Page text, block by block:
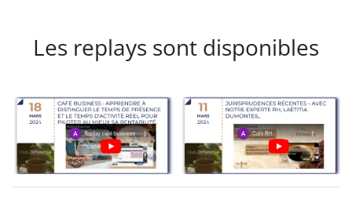
Les replays sont disponibles